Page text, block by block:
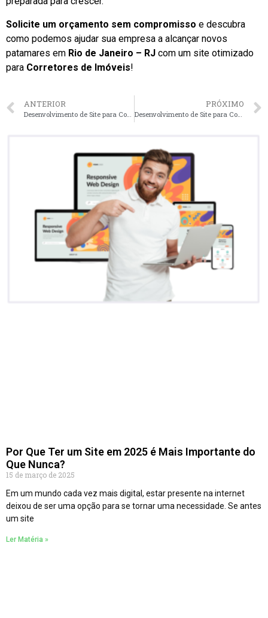
Solicite um orçamento sem compromisso e descubra
como podemos ajudar sua empresa a alcançar novos
patamares em Rio de Janeiro – RJ com um site otimizado
para Corretores de Imóveis!
ANTERIOR PRÓXIMO
Desenvolvimento de Site para Corretores de Imóveis em Belo Horizonte – MG faça seu orçamento
Por Que Ter um Site em 2025 é Mais Importante do
Que Nunca?
15 de março de 2025
Em um mundo cada vez mais digital, estar presente na internet
deixou de ser uma opção para se tornar uma necessidade. Se antes
um site
Ler Matéria »